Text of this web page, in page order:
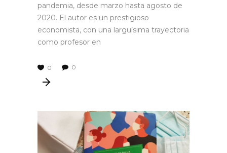
pandemia, desde marzo hasta agosto de
2020. El autor es un prestigioso
economista, con una larguísima trayectoria
como profesor en
0 0